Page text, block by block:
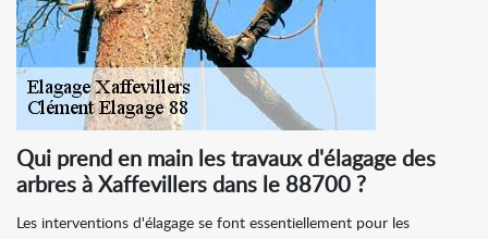
Qui prend en main les travaux d'élagage des
arbres à Xaffevillers dans le 88700 ?
Les interventions d'élagage se font essentiellement pour les